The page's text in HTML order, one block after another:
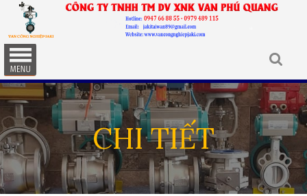
CHI TIẾT